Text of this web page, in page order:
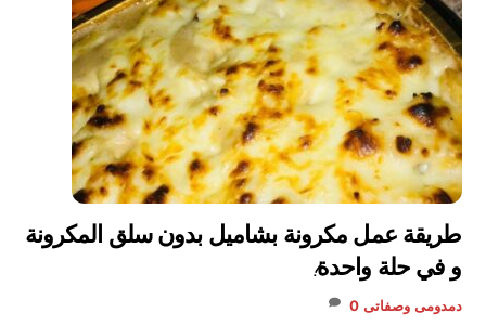
طريقة عمل مكرونة بشاميل بدون سلق المكرونة
و في حلة واحدة!
دمدومى وصفاتى 0